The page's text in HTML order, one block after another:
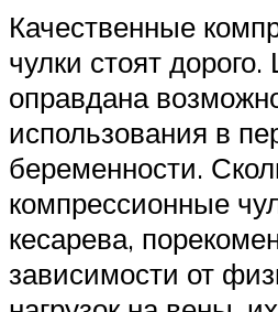
Качественные
чулки стоят дорого.
оправдана
использования в
беременности.
компрессионные
кесарева,
зависимости от